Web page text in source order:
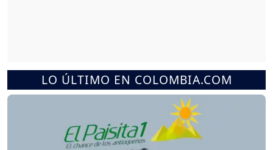
LO ÚLTIMO EN COLOMBIA.COM